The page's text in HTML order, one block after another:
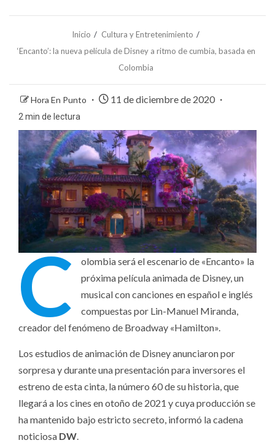
Inicio
Cultura y Entretenimiento
‘Encanto’: la nueva película de Disney a ritmo de cumbia, basada en
Colombia
Hora En Punto 11 de diciembre de 2020
2 min de lectura
C
olombia será el escenario de «Encanto» la
próxima película animada de Disney, un
musical con canciones en español e inglés
compuestas por Lin-Manuel Miranda,
creador del fenómeno de Broadway «Hamilton».
Los estudios de animación de Disney anunciaron por
sorpresa y durante una presentación para inversores el
estreno de esta cinta, la número 60 de su historia, que
llegará a los cines en otoño de 2021 y cuya producción se
ha mantenido bajo estricto secreto, informó la cadena
noticiosa DW.